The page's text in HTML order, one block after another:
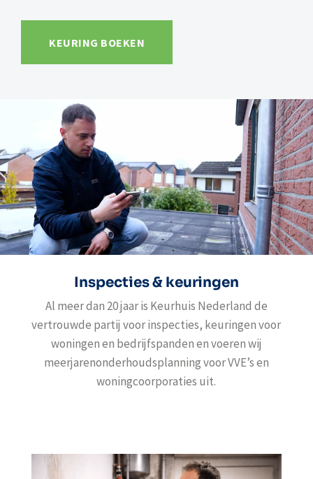
KEURING BOEKEN
Inspecties & keuringen
Al meer dan 20 jaar is Keurhuis Nederland de
vertrouwde partij voor inspecties, keuringen voor
woningen en bedrijfspanden en voeren wij
meerjarenonderhoudsplanning voor VVE’s en
woningcoorporaties uit.